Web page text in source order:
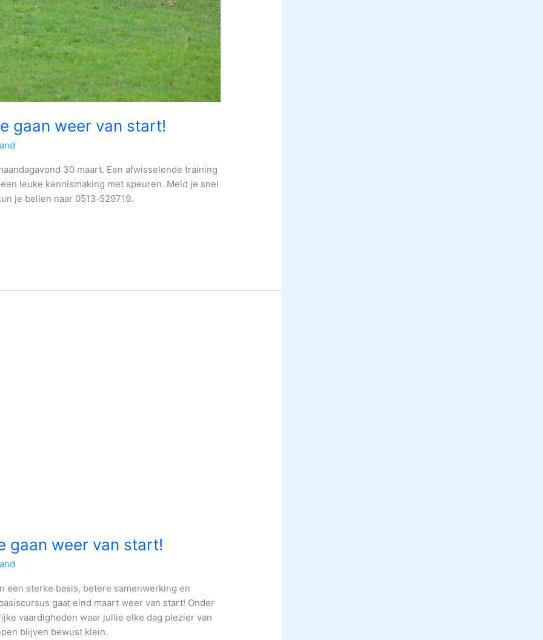
gaan weer van start!
30 maart. Een afwisselende training
leuke kennismaking met speuren. Meld je snel
je bellen naar 0513‑529719.
gaan weer van start!
een sterke basis, betere samenwerking en
gaat eind maart weer van start! Onder
vaardigheden waar jullie elke dag plezier van
blijven bewust klein.